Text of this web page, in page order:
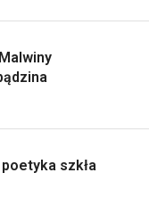
szkła